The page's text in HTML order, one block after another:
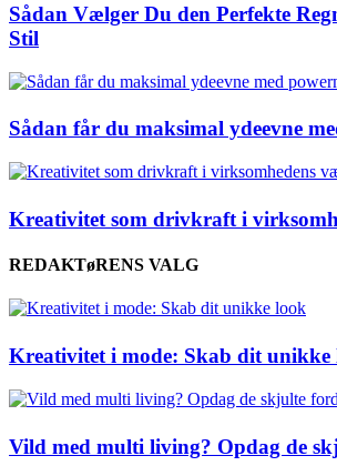
Sådan Vælger Du den Perfekte
Stil
Sådan får du maksimal ydeevne
Kreativitet som drivkraft i
REDAKTøRENS VALG
Kreativitet i mode: Skab dit unikke
Vild med multi living? Opdag de